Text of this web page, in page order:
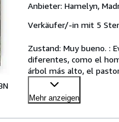
Anbieter: Hamelyn,
Verkäufer/-in mit 5
Zustand: Muy bueno. :
diferentes, como el
árbol más alto, el
Mehr anzeigen